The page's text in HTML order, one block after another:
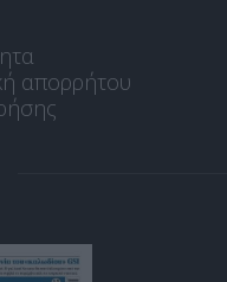
απορρήτου